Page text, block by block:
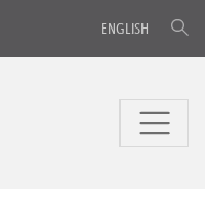
ENGLISH